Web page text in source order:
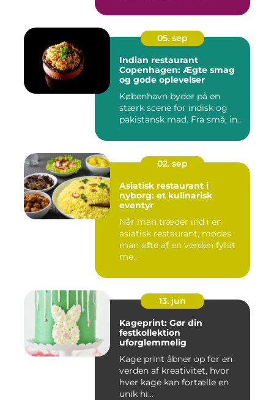
05. sep
Indian restaurant
Copenhagen: Ægte smag
og gode oplevelser
København byder på en
stærk scene for indisk og
pakistansk mad. Fra små, in...
02. sep
Asiatisk restaurant i
nyborg: et kulinarisk
eventyr
Når man træder ind i en
asiatisk restaurant, mødes
man ofte af en verden fyldt
me...
13. jun
Kageprint: Gør din
festkollektion
uforglemmelig
Kage print åbner op for en
verden af kreativitet, hvor
hver kage kan fortælle en
unik hi...